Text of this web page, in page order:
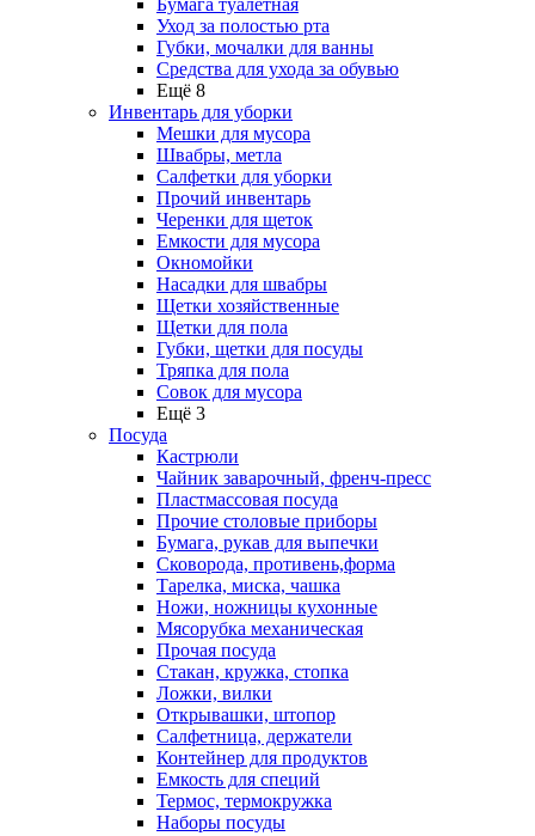
Бумага туалетная
Уход за полостью рта
Губки, мочалки для ванны
Средства для ухода за обувью
Ещё 8
Инвентарь для уборки
Мешки для мусора
Швабры, метла
Салфетки для уборки
Прочий инвентарь
Черенки для щеток
Емкости для мусора
Окномойки
Насадки для швабры
Щетки хозяйственные
Щетки для пола
Губки, щетки для посуды
Тряпка для пола
Совок для мусора
Ещё 3
Посуда
Кастрюли
Чайник заварочный, френч-пресс
Пластмассовая посуда
Прочие столовые приборы
Бумага, рукав для выпечки
Сковорода, противень,форма
Тарелка, миска, чашка
Ножи, ножницы кухонные
Мясорубка механическая
Прочая посуда
Стакан, кружка, стопка
Ложки, вилки
Открывашки, штопор
Салфетница, держатели
Контейнер для продуктов
Емкость для специй
Термос, термокружка
Наборы посуды